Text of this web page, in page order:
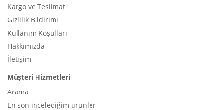
Kargo ve Teslimat
Gizlilik Bildirimi
Kullanım Koşulları
Hakkımızda
İletişim
Müşteri Hizmetleri
Arama
En son incelediğim ürünler